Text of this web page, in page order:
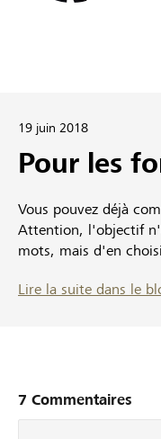
19 juin 2018
Pour les
Vous pouvez déjà
Attention, l'objectif
mots, mais d'en
importante pour un
dès 18h30 pour le débat à 19h.
cordialement invités
Lire la suite dans le
7 Commentaires